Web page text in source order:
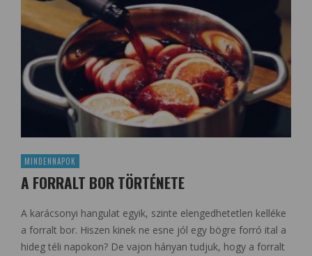
MINDENNAPOK
A FORRALT BOR TÖRTÉNETE
A karácsonyi hangulat egyik, szinte elengedhetetlen kelléke
a forralt bor. Hiszen kinek ne esne jól egy bögre forró ital a
hideg téli napokon? De vajon hányan tudjuk, hogy a forralt